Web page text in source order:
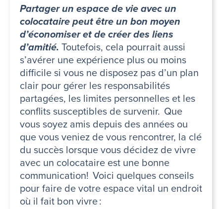
Partager un espace de vie avec un
colocataire peut être un bon moyen
d’économiser et de créer des liens
d’amitié. Toutefois, cela pourrait aussi
s’avérer une expérience plus ou moins
difficile si vous ne disposez pas d’un plan
clair pour gérer les responsabilités
partagées, les limites personnelles et les
conflits susceptibles de survenir. Que
vous soyez amis depuis des années ou
que vous veniez de vous rencontrer, la clé
du succès lorsque vous décidez de vivre
avec un colocataire est une bonne
communication! Voici quelques conseils
pour faire de votre espace vital un endroit
où il fait bon vivre :